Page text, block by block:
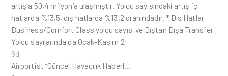
artışla 50,4 milyon’a ulaşmıştır. Yolcu sayısındaki artış iç
hatlarda %13,5, dış hatlarda %13,2 oranındadır. * Dış Hatlar
Business/Comfort Class yolcu sayısı ve Dıştan Dışa Transfer
Yolcu sayılarında da Ocak-Kasım 2
6d
Airportist “Güncel Havacılık Haberl…